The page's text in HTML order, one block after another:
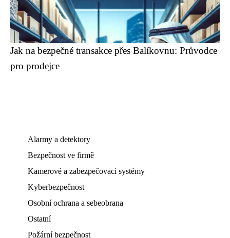
Jak na bezpečné transakce přes Balíkovnu: Průvodce
pro prodejce
Alarmy a detektory
Bezpečnost ve firmě
Kamerové a zabezpečovací systémy
Kyberbezpečnost
Osobní ochrana a sebeobrana
Ostatní
Požární bezpečnost